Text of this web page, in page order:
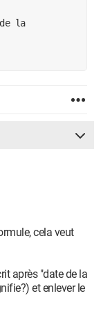
de la
cela veut
après "date de la
et enlever le